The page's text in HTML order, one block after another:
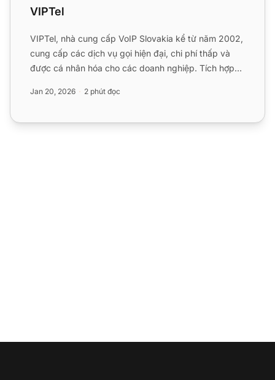
VIPTel
VIPTel, nhà cung cấp VoIP Slovakia kể từ năm 2002,
cung cấp các dịch vụ gọi hiện đại, chi phí thấp và
được cá nhân hóa cho các doanh nghiệp. Tích hợp
Jan 20, 2026 2 phút đọc